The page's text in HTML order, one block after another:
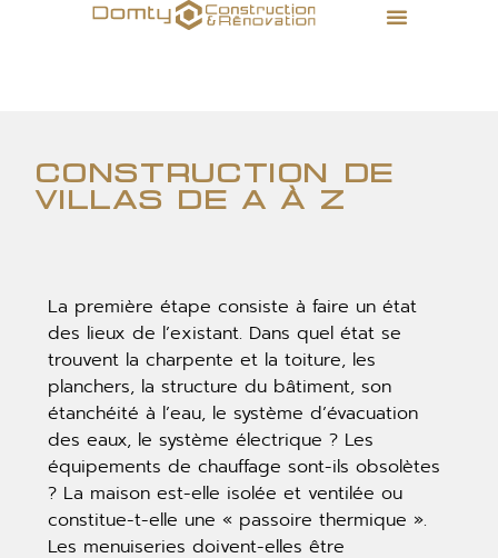
construction de
villas de a à z
La première étape consiste à faire un état
des lieux de l’existant. Dans quel état se
trouvent la charpente et la toiture, les
planchers, la structure du bâtiment, son
étanchéité à l’eau, le système d’évacuation
des eaux, le système électrique ? Les
équipements de chauffage sont-ils obsolètes
? La maison est-elle isolée et ventilée ou
constitue-t-elle une « passoire thermique ».
Les menuiseries doivent-elles être